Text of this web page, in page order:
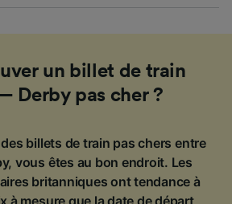
un billet de train
Derby pas cher ?
billets de train pas chers entre
vous êtes au bon endroit. Les
britanniques ont tendance à
à mesure que la date de départ